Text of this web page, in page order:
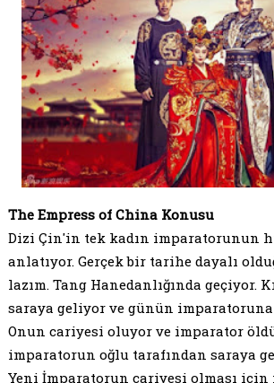
The Empress of China Konusu
Dizi Çin'in tek kadın imparatorunun
anlatıyor. Gerçek bir tarihe dayalı
lazım. Tang Hanedanlığında geçiyor.
saraya geliyor ve günün imparatoruna
Onun cariyesi oluyor ve imparator
imparatorun oğlu tarafından saraya
Yeni İmparatorun cariyesi olması